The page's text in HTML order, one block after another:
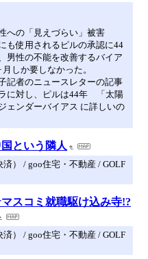
への「見えづらい」被害
も使用されるピルの承認に44
男性の不能を改善するバイア
しか要しなかった。
記者のニュースレターの記事
に対し、ピルは44年 「太陽
ェンダーバイアス に詳しいの
という隣人
） / goo住宅・不動産 / GOLF
スコミ就職駆け込み寺!?
） / goo住宅・不動産 / GOLF